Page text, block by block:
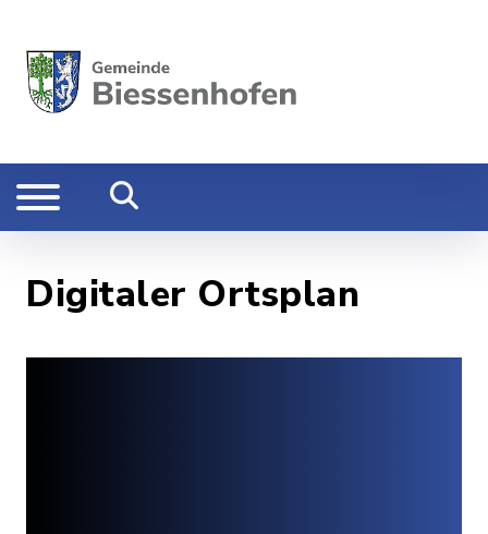
Digitaler Ortsplan